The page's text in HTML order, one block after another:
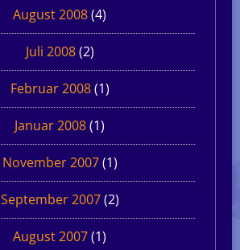
August 2008(4)
Juli 2008(2)
Februar 2008(1)
Januar 2008(1)
November 2007(1)
September 2007(2)
August 2007(1)